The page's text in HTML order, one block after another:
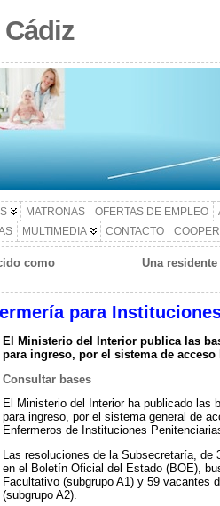
MATRONAS OFERTAS DE EMPLEO
MULTIMEDIA CONTACTO
como
Una
para
El Ministerio del Interior publica las
para ingreso, por el sistema de
Consultar bases
El Ministerio del Interior ha publicado las
para ingreso, por el sistema general de
Enfermeros de Instituciones
Las resoluciones de la Subsecretaría,
en el Boletín Oficial del Estado (BOE),
Facultativo (subgrupo A1) y 59 vacantes
(subgrupo A2).